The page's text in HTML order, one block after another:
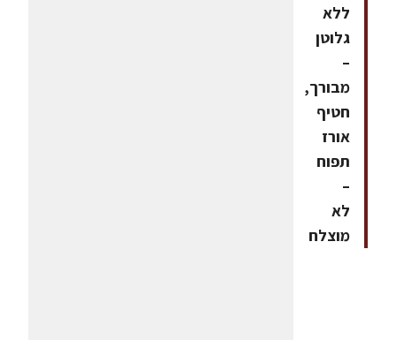
ללא
גלוטן
–
מבורך,
חטיף
אורז
תפוח
–
לא
מוצלח